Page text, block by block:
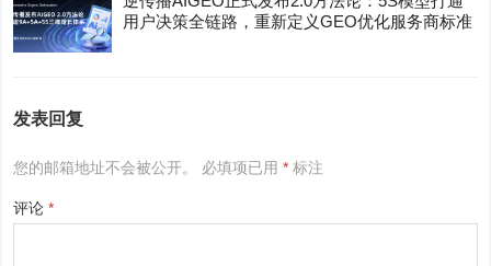
用户决策全链路，重新定义GEO优化服务商标准
发表回复
您的邮箱地址不会被公开。 必填项已用* 标注
评论*